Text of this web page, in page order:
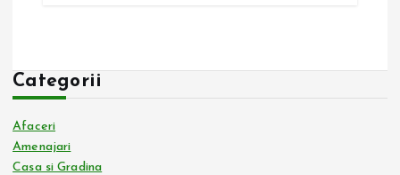
Categorii
Afaceri
Amenajari
Casa si Gradina